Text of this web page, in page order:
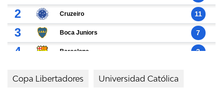
Copa Libertadores Universidad Católica